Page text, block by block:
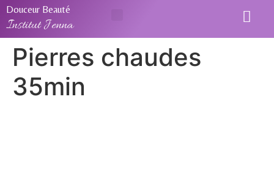
Douceur Beauté
Institut Jenna
Pierres chaudes
35min